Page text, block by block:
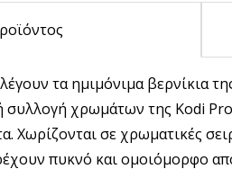
τα ημιμόνιμα βερνίκια
συλλογή χρωμάτων της Kodi
Χωρίζονται σε χρωματικές
πυκνό και ομοιόμορφο